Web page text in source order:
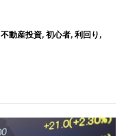
不動産投資, 初心者, 利回り ,